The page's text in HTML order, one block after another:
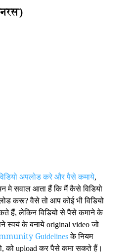
अपलोड करे और पैसे कमाये,
मे सवाल आता हैं किमैं कैसे विडियो
करू? वैसे तो आप कोई भी विडियो
हैं, लेकिन विडियो से पैसेकमाने के
स्वयं के बनाये original video जो
Guidelines के नियम
को upload करपैसेकमा सकते हैं।